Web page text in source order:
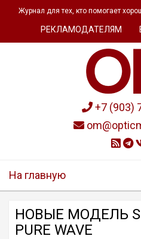
Журнал для тех, кто помогает
РЕКЛАМОДАТЕЛЯМ
+7 (903)
На главную
НОВЫЕ МОДЕЛЬ
PURE WAVE